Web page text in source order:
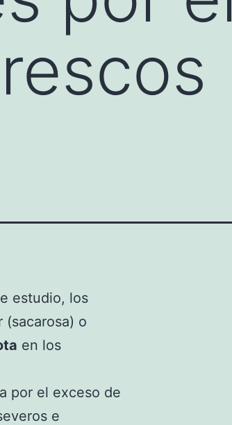
estudio, los
(sacarosa) o
en los
por el exceso de
e